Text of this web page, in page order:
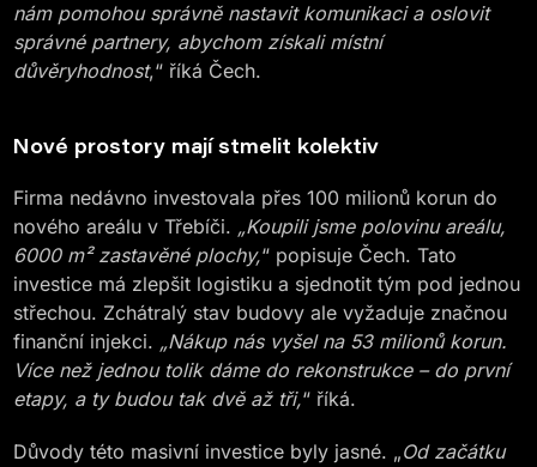
nám pomohou správně nastavit komunikaci a oslovit
správné partnery, abychom získali místní
důvěryhodnost,“ říká Čech.
Nové prostory mají stmelit kolektiv
Firma nedávno investovala přes 100 milionů korun do
nového areálu v Třebíči. „Koupili jsme polovinu areálu,
6000 m² zastavěné plochy,“ popisuje Čech. Tato
investice má zlepšit logistiku a sjednotit tým pod jednou
střechou. Zchátralý stav budovy ale vyžaduje značnou
finanční injekci. „Nákup nás vyšel na 53 milionů korun.
Více než jednou tolik dáme do rekonstrukce – do první
etapy, a ty budou tak dvě až tři,“ říká.
Důvody této masivní investice byly jasné. „Od začátku